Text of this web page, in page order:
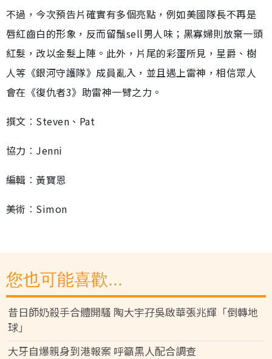
不過，今次預告片確實有多個亮點，例如美國隊長不再是
唇紅齒白的形象，反而留鬚sell男人味；黑寡婦則放棄一頭
紅髮，改以金髮上陣。此外，片尾的彩蛋所見，星爵、樹
人等《銀河守護隊》成員亂入，並且遇上雷神，相信眾人
會在《復仇者3》助雷神一臂之力。
撰文︰Steven、Pat
協力︰Jenni
編輯︰黃寶恩
美術︰Simon
您也可能喜歡...
昔日師奶殺手合體開騷 陶大宇孖吳啟華張兆輝「倒轉地
球」
大牙自爆親身到港報案 呼籲黑人配合調查